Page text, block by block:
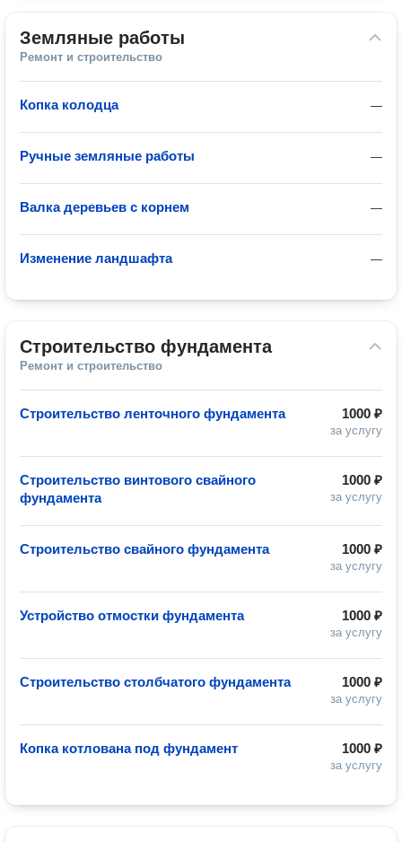
Земляные работы
Ремонт и строительство
—
Копка колодца
—
Ручные земляные работы
—
Валка деревьев с корнем
—
Изменение ландшафта
Строительство фундамента
Ремонт и строительство
1000 ₽
за услугу
Строительство ленточного фундамента
1000 ₽
за услугу
Строительство винтового свайного
фундамента
1000 ₽
за услугу
Строительство свайного фундамента
1000 ₽
за услугу
Устройство отмостки фундамента
1000 ₽
за услугу
Строительство столбчатого фундамента
1000 ₽
за услугу
Копка котлована под фундамент